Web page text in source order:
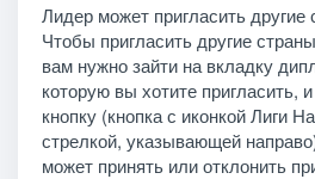
Лидер может пригласить
Чтобы пригласить другие
вам нужно зайти на вкладку
которую вы хотите пригласить,
кнопку (кнопка с иконкой Лиги
стрелкой, указывающей
может принять или отклонить